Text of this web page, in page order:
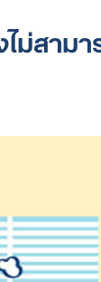
ม่สา